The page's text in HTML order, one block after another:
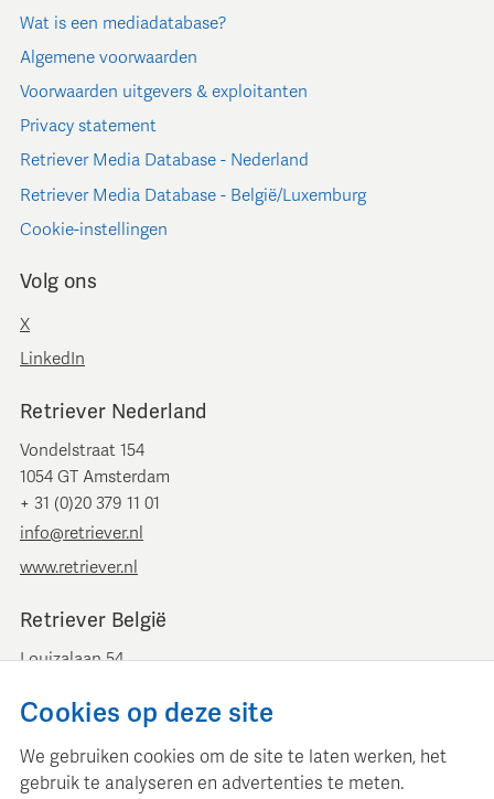
Wat is een mediadatabase?
Algemene voorwaarden
Voorwaarden uitgevers & exploitanten
Privacy statement
Retriever Media Database - Nederland
Retriever Media Database - België/Luxemburg
Cookie-instellingen
Volg ons
X
LinkedIn
Retriever Nederland
Vondelstraat 154
1054 GT Amsterdam
+ 31 (0)20 379 11 01
info@retriever.nl
www.retriever.nl
Retriever België
Louizalaan 54
+ 32 (0)2 893 00 52
www.retrievermedia.be
Cookies op deze site
We gebruiken cookies om de site te laten werken, het
gebruik te analyseren en advertenties te meten.